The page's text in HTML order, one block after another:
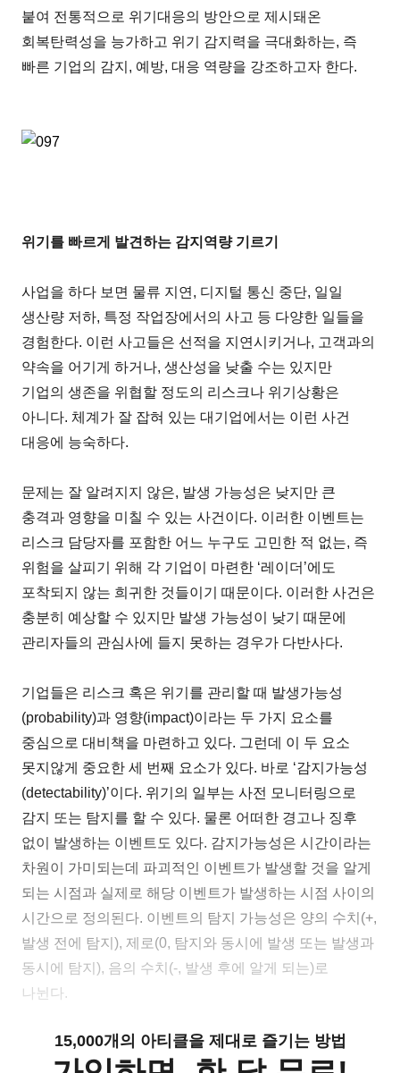
붙여 전통적으로 위기대응의 방안으로 제시돼온
회복탄력성을 능가하고 위기 감지력을 극대화하는, 즉
빠른 기업의 감지, 예방, 대응 역량을 강조하고자 한다.
위기를 빠르게 발견하는 감지역량 기르기
사업을 하다 보면 물류 지연, 디지털 통신 중단, 일일
생산량 저하, 특정 작업장에서의 사고 등 다양한 일들을
경험한다. 이런 사고들은 선적을 지연시키거나, 고객과의
약속을 어기게 하거나, 생산성을 낮출 수는 있지만
기업의 생존을 위협할 정도의 리스크나 위기상황은
아니다. 체계가 잘 잡혀 있는 대기업에서는 이런 사건
대응에 능숙하다.
문제는 잘 알려지지 않은, 발생 가능성은 낮지만 큰
충격과 영향을 미칠 수 있는 사건이다. 이러한 이벤트는
리스크 담당자를 포함한 어느 누구도 고민한 적 없는, 즉
위험을 살피기 위해 각 기업이 마련한 ‘레이더’에도
포착되지 않는 희귀한 것들이기 때문이다. 이러한 사건은
충분히 예상할 수 있지만 발생 가능성이 낮기 때문에
관리자들의 관심사에 들지 못하는 경우가 다반사다.
기업들은 리스크 혹은 위기를 관리할 때 발생가능성
(probability)과 영향(impact)이라는 두 가지 요소를
중심으로 대비책을 마련하고 있다. 그런데 이 두 요소
못지않게 중요한 세 번째 요소가 있다. 바로 ‘감지가능성
(detectability)’이다. 위기의 일부는 사전 모니터링으로
감지 또는 탐지를 할 수 있다. 물론 어떠한 경고나 징후
없이 발생하는 이벤트도 있다. 감지가능성은 시간이라는
차원이 가미되는데 파괴적인 이벤트가 발생할 것을 알게
되는 시점과 실제로 해당 이벤트가 발생하는 시점 사이의
시간으로 정의된다. 이벤트의 탐지 가능성은 양의 수치(+,
발생 전에 탐지), 제로(0, 탐지와 동시에 발생 또는 발생과
동시에 탐지), 음의 수치(-, 발생 후에 알게 되는)로
나뉜다.
15,000개의 아티클을 제대로 즐기는 방법